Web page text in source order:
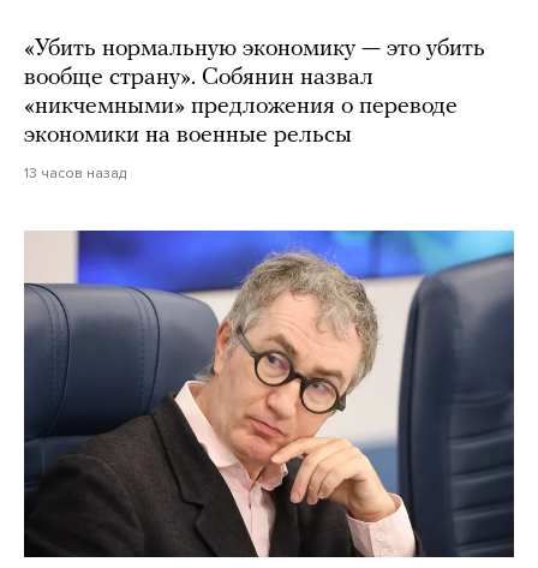
«Убить нормальную экономику — это убить
вообще страну». Собянин назвал
«никчемными» предложения о переводе
экономики на военные рельсы
13 часов назад